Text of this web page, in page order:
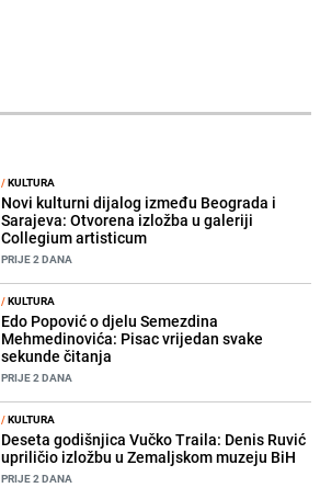
/KULTURA
Novi kulturni dijalog između Beograda i
Sarajeva: Otvorena izložba u galeriji
Collegium artisticum
PRIJE 2 DANA
/KULTURA
Edo Popović o djelu Semezdina
Mehmedinovića: Pisac vrijedan svake
sekunde čitanja
PRIJE 2 DANA
/KULTURA
Deseta godišnjica Vučko Traila: Denis Ruvić
upriličio izložbu u Zemaljskom muzeju BiH
PRIJE 2 DANA